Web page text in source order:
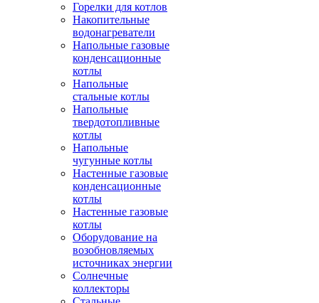
Горелки для котлов
Накопительные
водонагреватели
Напольные газовые
конденсационные
котлы
Напольные
стальные котлы
Напольные
твердотопливные
котлы
Напольные
чугунные котлы
Настенные газовые
конденсационные
котлы
Настенные газовые
котлы
Оборудование на
возобновляемых
источниках энергии
Солнечные
коллекторы